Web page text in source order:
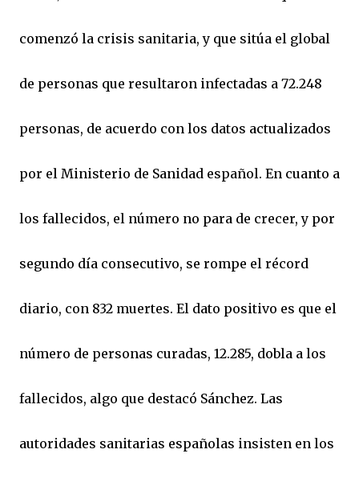
comenzó la crisis sanitaria, y que sitúa el global
de personas que resultaron infectadas a 72.248
personas, de acuerdo con los datos actualizados
por el Ministerio de Sanidad español. En cuanto a
los fallecidos, el número no para de crecer, y por
segundo día consecutivo, se rompe el récord
diario, con 832 muertes. El dato positivo es que el
número de personas curadas, 12.285, dobla a los
fallecidos, algo que destacó Sánchez. Las
autoridades sanitarias españolas insisten en los